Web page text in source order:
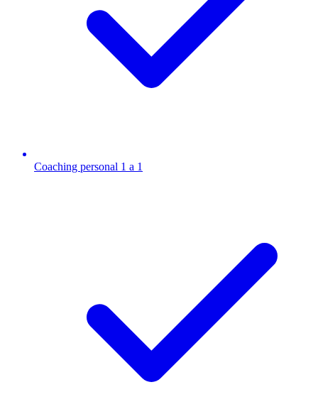
Coaching personal 1 a 1